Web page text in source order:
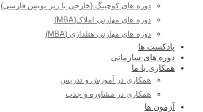
دوره های کوچینگ (خارجی با زیر نویس فارسی)
دوره های مهارتی املاک(MBA)
دوره های مهارتی هتلداری (MBA)
پادکست ها
دوره های سازمانی
همکاری با ما
همکاری در آموزش و تدریس
همکاری در مشاوره و جذب
آزمون ها